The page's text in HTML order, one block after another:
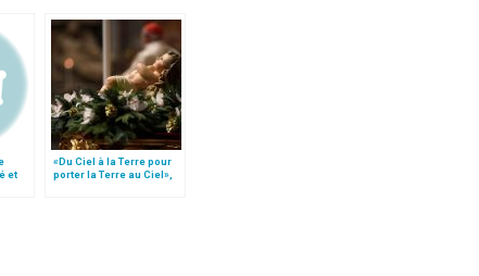
et
«Du Ciel à la Terre pour
porter la Terre au Ciel»,